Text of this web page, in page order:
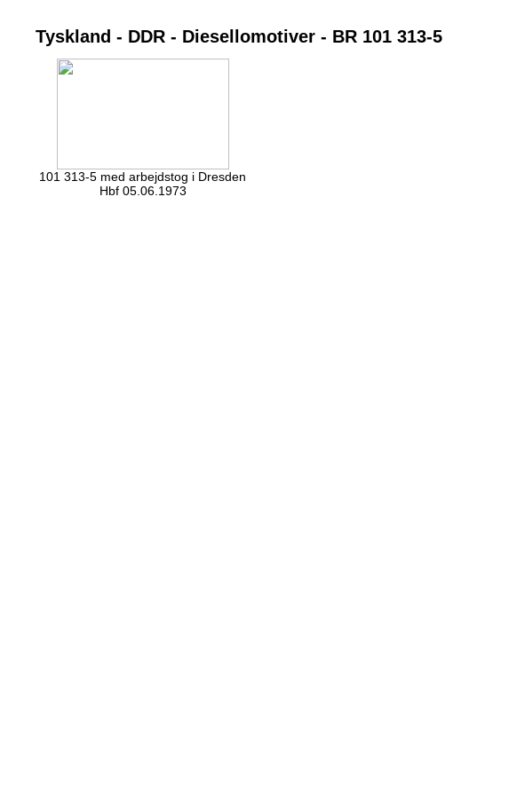
Tyskland - DDR - Diesellomotiver - BR 101 313-5
101 313-5 med arbejdstog i Dresden
Hbf 05.06.1973